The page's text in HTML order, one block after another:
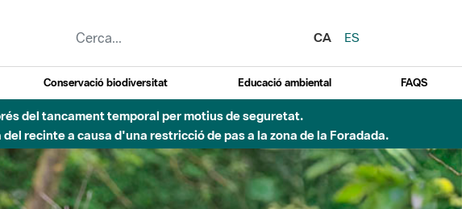
CA
ES
Conservació biodiversitat Educació ambiental FAQS
del tancament temporal per motius de seguretat.
recinte a causa d'una restricció de pas a la zona de la Foradada.